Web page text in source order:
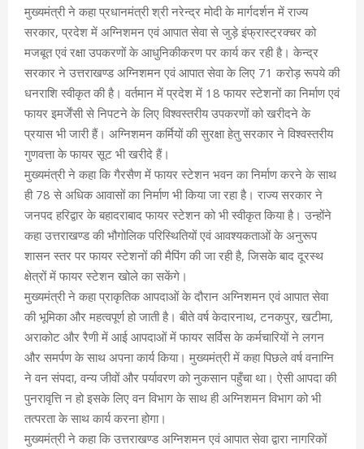
मुख्यमंत्री ने कहा प्रधानमंत्री श्री नरेन्द्र मोदी के मार्गदर्शन में राज्य
सरकार, प्रदेश में अग्निशमन एवं आपात सेवा से जुड़े इंफ्रास्ट्रक्चर को
मजबूत एवं रक्षा उपकरणों के आधुनिकीकरण पर कार्य कर रही है। केन्द्र
सरकार ने उत्तराखण्ड अग्निशमन एवं आपात सेवा के लिए 71 करोड़ रूपये की
धनराशि स्वीकृत की है। वर्तमान में प्रदेश में 18 फायर स्टेशनों का निर्माण एवं
फायर इमर्जेंसी से निपटने के लिए विश्वस्तरीय उपकरणों को खरीदने के
प्रयास भी जारी हैं। अग्निशमन कर्मियों की सुरक्षा हेतु सरकार ने विश्वस्तरीय
गुणवत्ता के फायर सूट भी खरीदे हैं।
मुख्यमंत्री ने कहा कि गैरसैण में फायर स्टेशन भवन का निर्माण करने के साथ
ही 78 से अधिक आवासों का निर्माण भी किया जा रहा है। राज्य सरकार ने
जनपद हरिद्वार के बहादराबाद फायर स्टेशन को भी स्वीकृत किया है। उन्होंने
कहा उत्तराखण्ड की भौगोलिक परिस्थितियों एवं आवश्यकताओं के अनुरूप
शासन स्तर पर फायर स्टेशनों की मैपिंग की जा रही है, जिसके बाद दूरस्थ
क्षेत्रों में फायर स्टेशन खोले का सकेंगे।
मुख्यमंत्री ने कहा प्राकृतिक आपदाओं के दौरान अग्निशमन एवं आपात सेवा
की भूमिका और महत्वपूर्ण हो जाती है। बीते वर्ष केदारनाथ, टनकपुर, खटीमा,
अराकोट और रैणी में आई आपदाओं में फायर सर्विस के कर्मचारियों ने लगन
और समर्पण के साथ अपना कार्य किया। मुख्यमंत्री में कहा पिछले वर्ष वनाग्नि
ने वन संपदा, वन्य जीवों और पर्यावरण को नुकसान पहुँचा था। ऐसी आपदा की
पुनरावृत्ति न हो इसके लिए वन विभाग के साथ ही अग्निशमन विभाग को भी
तत्परता के साथ कार्य करना होगा।
मुख्यमंत्री ने कहा कि उत्तराखण्ड अग्निशमन एवं आपात सेवा द्वारा नागरिकों